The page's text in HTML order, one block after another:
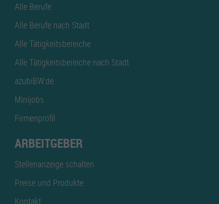
Alle Berufe
Alle Berufe nach Stadt
Alle Tätigkeitsbereiche
Alle Tätigkeitsbereiche nach Stadt
azubiBW.de
Minijobs
Firmenprofil
ARBEITGEBER
Stellenanzeige schalten
Preise und Produkte
Kontakt